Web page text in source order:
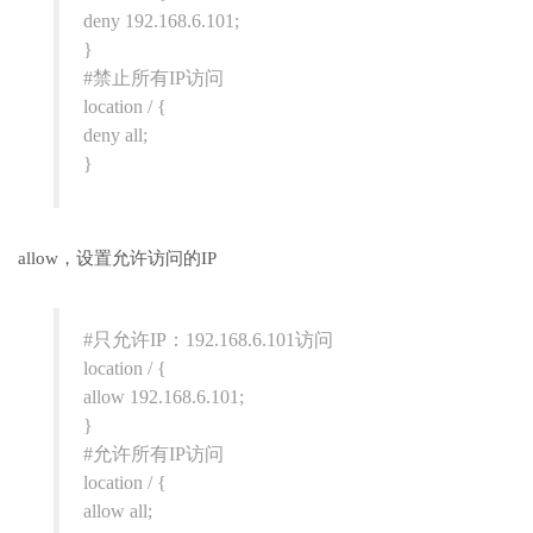
deny 192.168.6.101;
}
#禁止所有IP访问
location / {
deny all;
}
allow，设置允许访问的IP
#只允许IP：192.168.6.101访问
location / {
allow 192.168.6.101;
}
#允许所有IP访问
location / {
allow all;